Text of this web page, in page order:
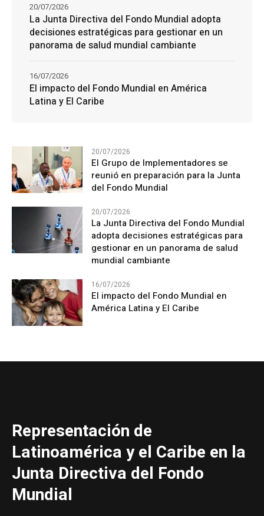
La Junta Directiva del Fondo Mundial adopta
decisiones estratégicas para gestionar en un
panorama de salud mundial cambiante
20/07/2026
El impacto del Fondo Mundial en América
Latina y El Caribe
16/07/2026
20/07/2026
El Grupo de Implementadores se
reunió en preparación para la Junta
del Fondo Mundial
20/07/2026
La Junta Directiva del Fondo Mundial
adopta decisiones estratégicas para
gestionar en un panorama de salud
mundial cambiante
16/07/2026
El impacto del Fondo Mundial en
América Latina y El Caribe
Representación de
Latinoamérica y el Caribe en la
Junta Directiva del Fondo
Mundial